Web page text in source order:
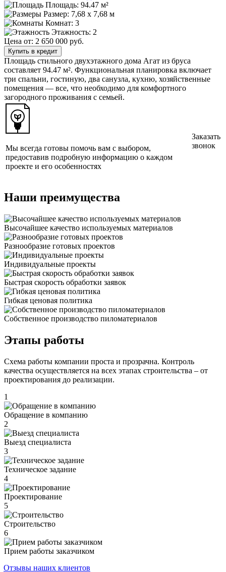
Площадь: 94.47 м²
Размер: 7,68 х 7,68 м
Комнат: 3
Этажность: 2
Цена от: 2 650 000 руб.
Купить в кредит
Площадь стильного двухэтажного дома Агат из бруса
составляет 94.47 м². Функциональная планировка включает
три спальни, гостиную, два санузла, кухню, хозяйственные
помещения — все, что необходимо для комфортного
загородного проживания с семьей.
Мы всегда готовы помочь вам с выбором,
предоставив подробную информацию о каждом
проекте и его особенностях
Заказать
звонок
Наши преимущества
Высочайшее качество используемых материалов
Разнообразие готовых проектов
Индивидуальные проекты
Быстрая скорость обработки заявок
Гибкая ценовая политика
Cобственное производство пиломатериалов
Этапы работы
Схема работы компании проста и прозрачна. Контроль
качества осуществляется на всех этапах строительства – от
проектирования до реализации.
1
Обращение в компанию
2
Выезд специалиста
3
Техническое задание
4
Проектирование
5
Строительство
6
Прием работы заказчиком
Отзывы наших клиентов